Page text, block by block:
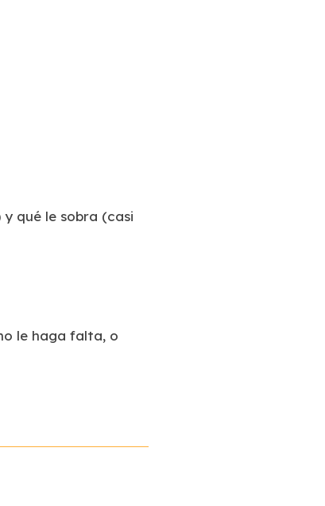
qué le sobra (casi
le haga falta, o